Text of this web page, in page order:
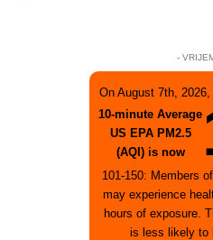
-
On August 7th,
10-minute Average
US EPA PM2.5
(AQI) is now
101-150: Members
may experience
hours of exposure.
is less likely to